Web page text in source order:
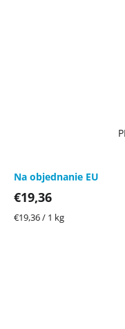
Na objednanie EU
€19,36
Jednotková
€19,36 / 1 kg